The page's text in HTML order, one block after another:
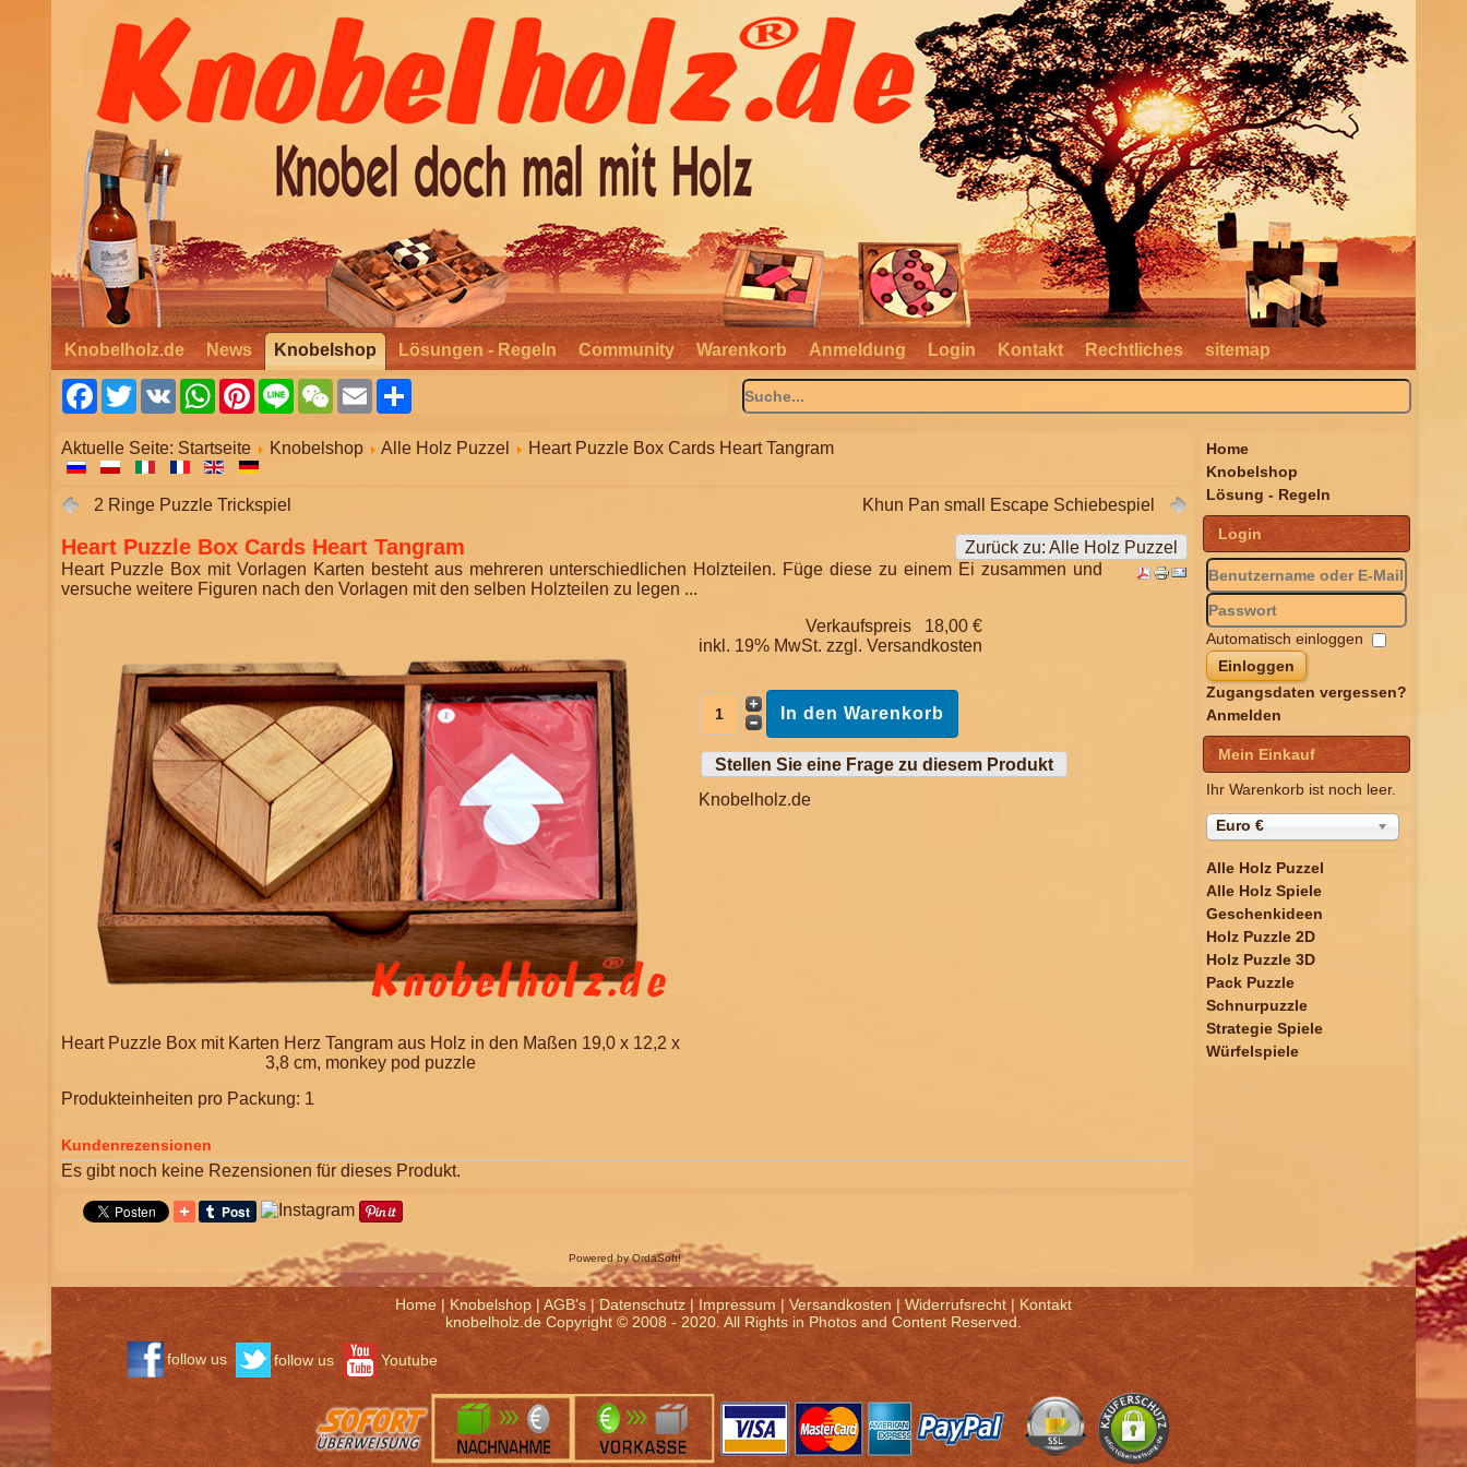
Knobelholz.de News Knobelshop Lösungen - Regeln Community Warenkorb Anmeldung Login Kontakt Rechtliches sitemap
Facebook
TwitterVK WhatsAppPinterest
Line WeChatEmail
Aktuelle Seite: Startseite Knobelshop Alle Holz Puzzel Heart Puzzle Box Cards Heart Tangram
2 Ringe Puzzle Trickspiel Khun Pan small Escape Schiebespiel
Zurück zu: Alle Holz Puzzel
Heart Puzzle Box Cards Heart Tangram
Heart Puzzle Box mit Vorlagen Karten besteht aus mehreren unterschiedlichen Holzteilen. Füge diese zu einem Ei zusammen und
versuche weitere Figuren nach den Vorlagen mit den selben Holzteilen zu legen ...
Heart Puzzle Box mit Karten Herz Tangram aus Holz in den Maßen 19,0 x 12,2 x
3,8 cm, monkey pod puzzle
Verkaufspreis
18,00 €
inkl. 19% MwSt. zzgl. Versandkosten
Stellen Sie eine Frage zu diesem Produkt
Knobelholz.de
Produkteinheiten pro Packung: 1
Kundenrezensionen
Es gibt noch keine Rezensionen für dieses Produkt.
Powered by OrdaSoft!
Home
Knobelshop
Lösung - Regeln
Login
Automatisch einloggen
Einloggen
Zugangsdaten vergessen?
Anmelden
Mein Einkauf
Ihr Warenkorb ist noch leer.
Euro €
Alle Holz Puzzel
Alle Holz Spiele
Geschenkideen
Holz Puzzle 2D
Holz Puzzle 3D
Pack Puzzle
Schnurpuzzle
Strategie Spiele
Würfelspiele
Home|Knobelshop | AGB's |Datenschutz| Impressum|Versandkosten|Widerrufsrecht | Kontakt
knobelholz.de Copyright © 2008 - 2020. All Rights in Photos and Content Reserved.
follow us follow us Youtube